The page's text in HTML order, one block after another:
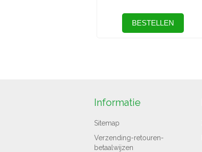
Informatie
Sitemap
Verzending-retouren-
betaalwijzen